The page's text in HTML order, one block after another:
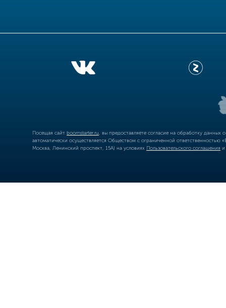
Посещая сайт boomstarter.ru , вы предоставляете согласие на обработку
автоматически осуществляется Обществом с ограниченной
Москва, Ленинский проспект, 15А) на условиях Пользовательского соглашения и